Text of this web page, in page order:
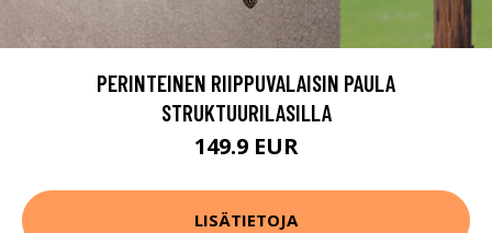
PERINTEINEN RIIPPUVALAISIN PAULA
STRUKTUURILASILLA
149.9 EUR
LISÄTIETOJA